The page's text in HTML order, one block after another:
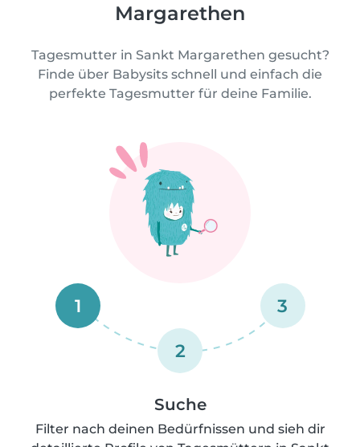
Margarethen
Tagesmutter in Sankt Margarethen gesucht?
Finde über Babysits schnell und einfach die
perfekte Tagesmutter für deine Familie.
1
2
3
Suche
Filter nach deinen Bedürfnissen und sieh dir